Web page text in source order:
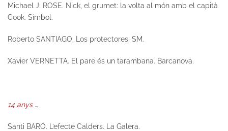
Michael J. ROSE. Nick, el grumet: la volta al món amb el capità
Cook. Símbol.
Roberto SANTIAGO. Los protectores. SM.
Xavier VERNETTA. El pare és un tarambana. Barcanova.
14 anys …
Santi BARÓ. L’efecte Calders. La Galera.